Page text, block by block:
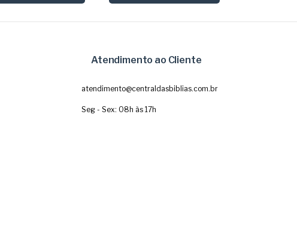
Atendimento ao Cliente
atendimento@centraldasbiblias.com.br
Seg - Sex: 08h às 17h